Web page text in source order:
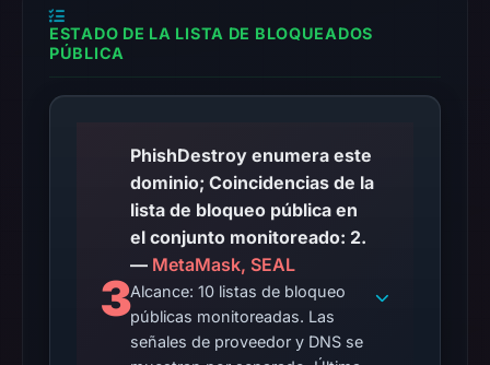
the
Other
Google
Safe
Browsing
recorded
no
flag
on
Jun
ESTADO DE LA LISTA DE BLOQUEADOS
PÚBLICA
3
PhishDestroy enumera este
dominio; Coincidencias de la
lista de bloqueo pública en
el conjunto monitoreado: 2.
— MetaMask, SEAL
Alcance: 10 listas de bloqueo
públicas monitoreadas. Las
señales de proveedor y DNS se